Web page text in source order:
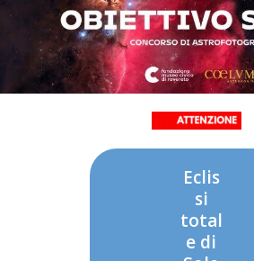
Eclis
si
total
e di